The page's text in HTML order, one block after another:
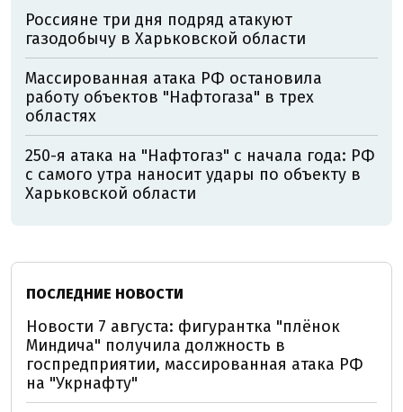
Россияне три дня подряд атакуют
газодобычу в Харьковской области
Массированная атака РФ остановила
работу объектов "Нафтогаза" в трех
областях
250-я атака на "Нафтогаз" с начала года: РФ
с самого утра наносит удары по объекту в
Харьковской области
ПОСЛЕДНИЕ НОВОСТИ
Новости 7 августа: фигурантка "плёнок
Миндича" получила должность в
госпредприятии, массированная атака РФ
на "Укрнафту"